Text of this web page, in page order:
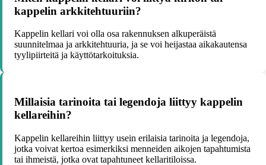
kappelin arkkitehtuuriin?
Kappelin kellari voi olla osa rakennuksen alkuperäistä
suunnitelmaa ja arkkitehtuuria, ja se voi heijastaa aikakautensa
tyylipiirteitä ja käyttötarkoituksia.
Millaisia tarinoita tai legendoja liittyy kappelin
kellareihin?
Kappelin kellareihin liittyy usein erilaisia tarinoita ja legendoja,
jotka voivat kertoa esimerkiksi menneiden aikojen tapahtumista
tai ihmeistä, jotka ovat tapahtuneet kellaritiloissa.